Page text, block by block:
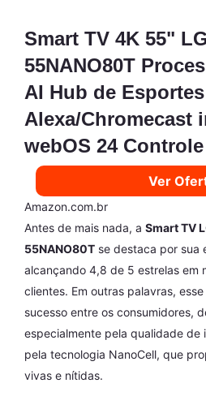
Smart TV 4K 55"
55NANO80T
AI Hub de Esportes
Alexa/Chromecast
webOS 24
Ver
Amazon.com.br
Antes de mais nada, a Smart TV
55NANO80T se destaca por sua
alcançando 4,8 de 5 estrelas em
clientes. Em outras palavras,
sucesso entre os consumidores,
especialmente pela qualidade de
pela tecnologia NanoCell, que
vivas e nítidas.